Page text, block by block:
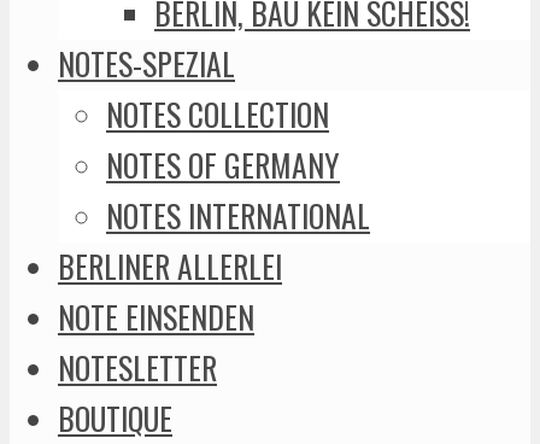
BERLIN, BAU KEIN SCHEISS!
NOTES-SPEZIAL
NOTES COLLECTION
NOTES OF GERMANY
NOTES INTERNATIONAL
BERLINER ALLERLEI
NOTE EINSENDEN
NOTESLETTER
BOUTIQUE